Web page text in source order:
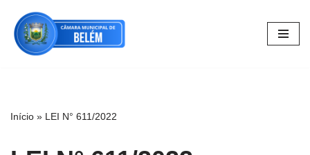
Pular
para
Início » LEI N° 611/2022